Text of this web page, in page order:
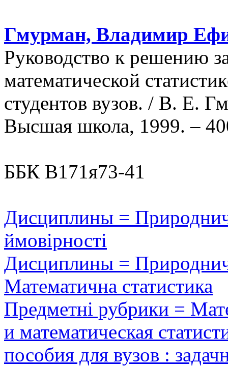
Гмурман, Владимир
Руководство к решению
математической
студентов вузов. / В. Е.
Высшая школа, 1999. –
ББК В171я73-41
Дисциплины =
ймовірності
Дисциплины =
Математична статистика
Предметні рубрики =
и математическая
пособия для вузов :